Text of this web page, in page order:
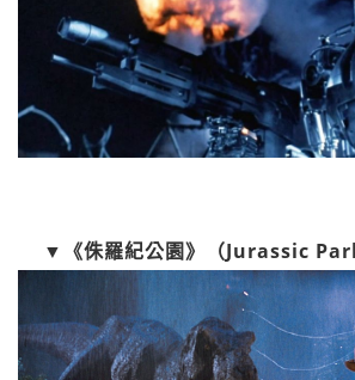
▼《侏羅紀公園》（Jurassic